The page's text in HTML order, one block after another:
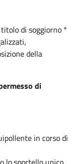
di soggiorno *
della
di
in corso di